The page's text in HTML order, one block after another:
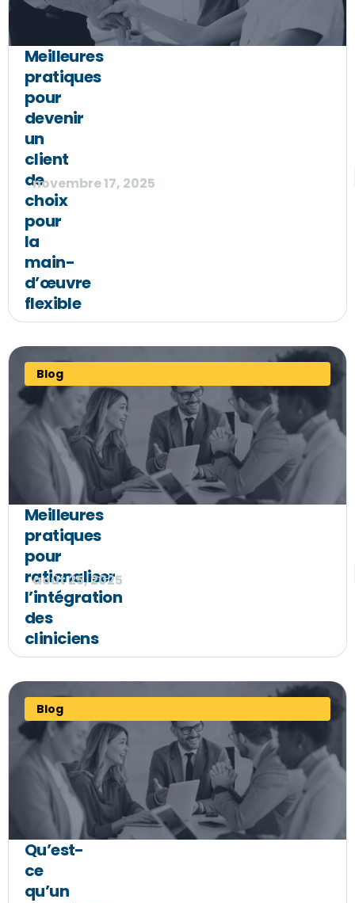
Meilleures
pratiques
pour
devenir
un
client
de
choix
pour
la
main-
d’œuvre
flexible
novembre 17, 2025
Blog
Meilleures
pratiques
pour
rationaliser
l’intégration
des
cliniciens
août 25, 2025
Blog
Qu’est-
ce
qu’un